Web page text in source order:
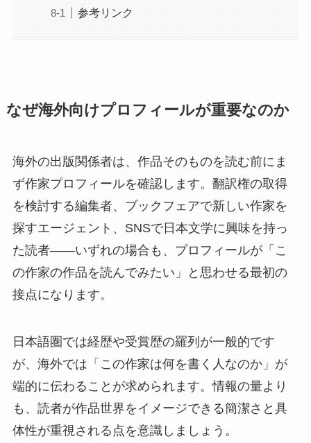
参考リンク
なぜ海外向けプロフィールが重要なのか
海外の出版関係者は、作品そのものを読む前にま
ず作家プロフィールを確認します。翻訳権の取得
を検討する編集者、ブックフェアで新しい作家を
探すエージェント、SNSで日本文学に興味を持っ
た読者——いずれの場合も、プロフィールが「こ
の作家の作品を読んでみたい」と思わせる最初の
接点になります。
日本語圏では経歴や受賞歴の羅列が一般的です
が、海外では「この作家は何を書く人なのか」が
端的に伝わることが求められます。情報の量より
も、読者が作品世界をイメージできる簡潔さと具
体性が重視される点を意識しましょう。